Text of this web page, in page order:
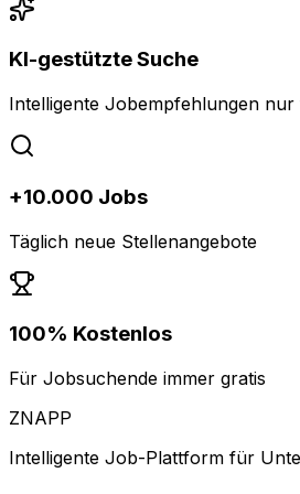
KI-gestützte Suche
Intelligente Jobempfehlungen
+10.000 Jobs
Täglich neue Stellenangebote
100% Kostenlos
Für Jobsuchende immer gratis
ZNAPP
Intelligente Job-Plattform für